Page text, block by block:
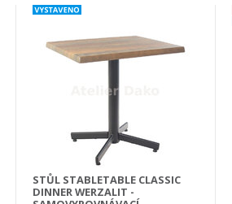
STŮL STABLETABLE CLASSIC
DINNER WERZALIT -